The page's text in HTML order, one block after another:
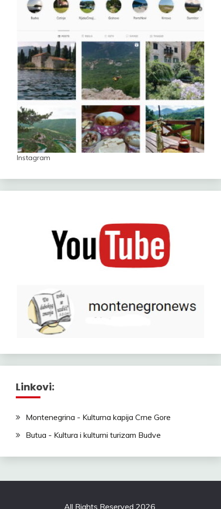
Instagram
Linkovi:
Montenegrina - Kulturna kapija Crne Gore
Butua - Kultura i kulturni turizam Budve
All Rights Reserved 2026.